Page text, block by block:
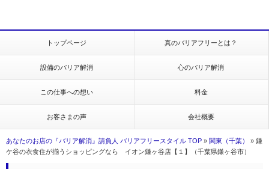
トップページ 真のバリアフリーとは？
設備のバリア解消 心のバリア解消
この仕事への想い 料金
お客さまの声 会社概要
あなたのお店の『バリア解消』請負人 バリアフリースタイル TOP » 関東（千葉） » 鎌
ケ谷の衣食住が揃うショッピングなら イオン鎌ヶ谷店【１】（千葉県鎌ヶ谷市）